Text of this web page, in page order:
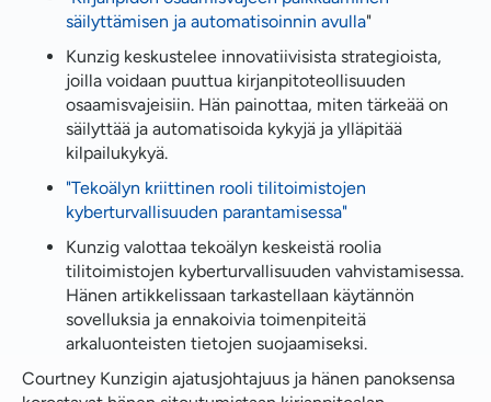
säilyttämisen ja automatisoinnin avulla"
Kunzig keskustelee innovatiivisista strategioista,
joilla voidaan puuttua kirjanpitoteollisuuden
osaamisvajeisiin. Hän painottaa, miten tärkeää on
säilyttää ja automatisoida kykyjä ja ylläpitää
kilpailukykyä.
"Tekoälyn kriittinen rooli tilitoimistojen
kyberturvallisuuden parantamisessa"
Kunzig valottaa tekoälyn keskeistä roolia
tilitoimistojen kyberturvallisuuden vahvistamisessa.
Hänen artikkelissaan tarkastellaan käytännön
sovelluksia ja ennakoivia toimenpiteitä
arkaluonteisten tietojen suojaamiseksi.
Courtney Kunzigin ajatusjohtajuus ja hänen panoksensa